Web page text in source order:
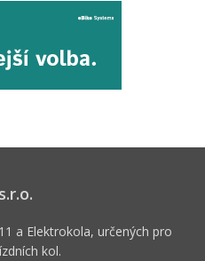
a Elektrokola, určených pro
kol.